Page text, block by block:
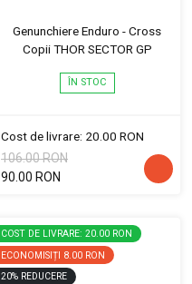
Genunchiere Enduro - Cross
Copii THOR SECTOR GP
ÎN STOC
Cost de livrare: 20.00 RON
106.00 RON
90.00 RON
COST DE LIVRARE: 20.00 RON
ECONOMISIȚI 8.00 RON
20% REDUCERE